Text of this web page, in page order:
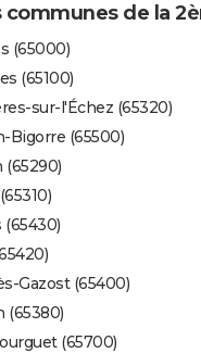
de la
(65000)
(65100)
sur-l'Échez (65320)
Bigorre (65500)
(65290)
(65430)
Gazost (65400)
(65380)
(65700)